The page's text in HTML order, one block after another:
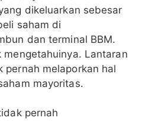
dikeluarkan sebesar
saham di
dan terminal BBM.
Lantaran
melaporkan hal
mayoritas.
pernah